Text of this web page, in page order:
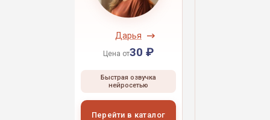
Дарья
Цена от30 ₽
Быстрая озвучка
нейросетью
Перейти в каталог